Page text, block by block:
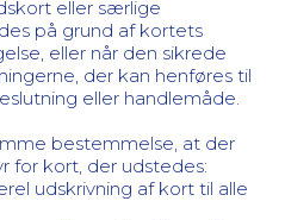
eller særlige
på grund af kortets
eller når den sikrede
der kan henføres til
eller handlemåde.
bestemmelse, at der
for kort, der udstedes:
udskrivning af kort til alle